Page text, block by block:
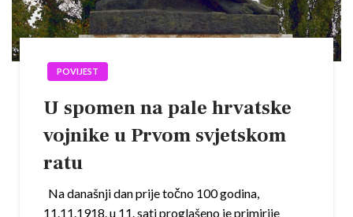
POVIJEST
U spomen na pale hrvatske
vojnike u Prvom svjetskom
ratu
Na današnji dan prije točno 100 godina,
11.11.1918. u 11. sati proglašeno je primirije